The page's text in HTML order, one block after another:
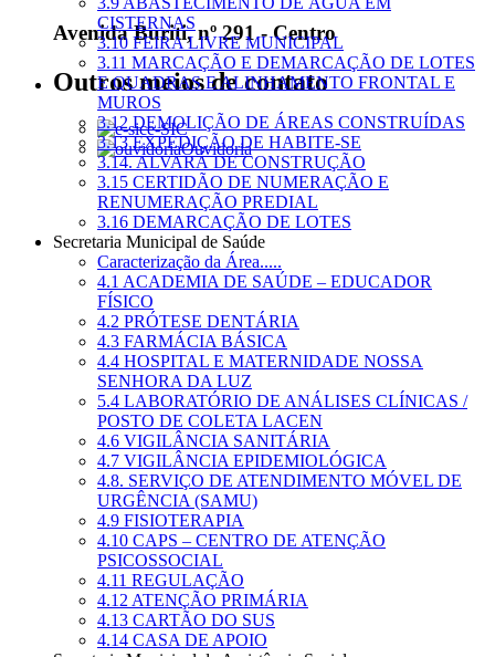
Avenida Buriti, nº 291 - Centro
Outros meios de contato
e-SIC
Ouvidoria
CISTERNAS
3.10 FEIRA LIVRE MUNICIPAL
3.11 MARCAÇÃO E DEMARCAÇÃO DE LOTES
E QUADRAS E ALINHAMENTO FRONTAL E
MUROS
3.12 DEMOLIÇÃO DE ÁREAS CONSTRUÍDAS
3.13 EXPEDIÇÃO DE HABITE-SE
3.14. ALVARÁ DE CONSTRUÇÃO
3.15 CERTIDÃO DE NUMERAÇÃO E
RENUMERAÇÃO PREDIAL
3.16 DEMARCAÇÃO DE LOTES
Secretaria Municipal de Saúde
Caracterização da Área.....
4.1 ACADEMIA DE SAÚDE – EDUCADOR
FÍSICO
4.2 PRÓTESE DENTÁRIA
4.3 FARMÁCIA BÁSICA
4.4 HOSPITAL E MATERNIDADE NOSSA
SENHORA DA LUZ
5.4 LABORATÓRIO DE ANÁLISES CLÍNICAS /
POSTO DE COLETA LACEN
4.6 VIGILÂNCIA SANITÁRIA
4.7 VIGILÂNCIA EPIDEMIOLÓGICA
4.8. SERVIÇO DE ATENDIMENTO MÓVEL DE
URGÊNCIA (SAMU)
4.9 FISIOTERAPIA
4.10 CAPS – CENTRO DE ATENÇÃO
PSICOSSOCIAL
4.11 REGULAÇÃO
4.12 ATENÇÃO PRIMÁRIA
4.13 CARTÃO DO SUS
4.14 CASA DE APOIO